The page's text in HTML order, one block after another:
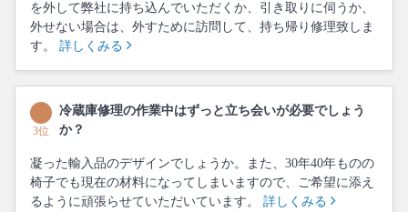
を外して弊社に持ち込んでいただくか、引き取りに伺うか、
外せない場合は、外すために訪問して、持ち帰り修理致しま
す。 詳しくみる
3位
冷蔵庫修理の作業中はずっと立ち会いが必要でしょう
か？
凝った輸入品のデザインでしょうか。また、30年40年ものの
椅子でも現在の材料になってしまいますので、ご希望に添え
るように頑張らせていただいています。 詳しくみる